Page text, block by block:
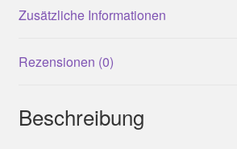
Zusätzliche Informationen
Rezensionen (0)
Beschreibung